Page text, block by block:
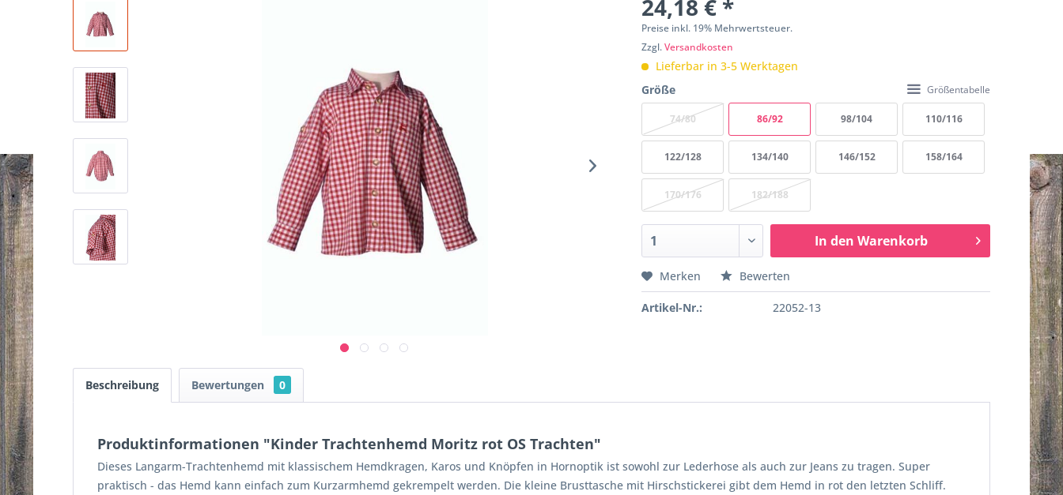
24,18 € *
Preise inkl. 19% Mehrwertsteuer.
Zzgl.Versandkosten
Lieferbar in 3-5 Werktagen
Größe
Größentabelle
74/80 86/92 98/104 110/116
122/128 134/140 146/152 158/164
170/176 182/188
In den Warenkorb
Merken Bewerten
Artikel-Nr.: 22052-13
Beschreibung Bewertungen 0
Produktinformationen "Kinder Trachtenhemd Moritz rot OS Trachten"
Dieses Langarm-Trachtenhemd mit klassischem Hemdkragen, Karos und Knöpfen in Hornoptik ist sowohl zur Lederhose als auch zur Jeans zu tragen. Super
praktisch - das Hemd kann einfach zum Kurzarmhemd gekrempelt werden. Die kleine Brusttasche mit Hirschstickerei gibt dem Hemd in rot den letzten Schliff.